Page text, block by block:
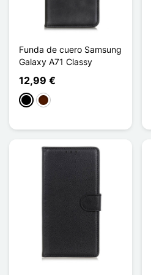
Funda de cuero Samsung
Galaxy A71 Classy
12,99 €
NegroMarrón oscuro